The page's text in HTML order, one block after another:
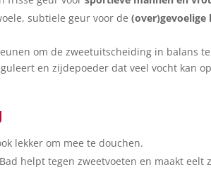
subtiele geur voor de(over)gevoelige
om de zweetuitscheiding in balans
en zijdepoeder dat veel vocht kan
lekker om mee te douchen.
helpt tegen zweetvoeten en maakt eelt